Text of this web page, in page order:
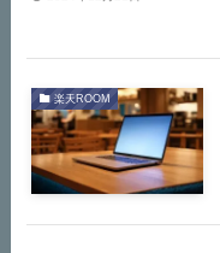
楽天ROOM